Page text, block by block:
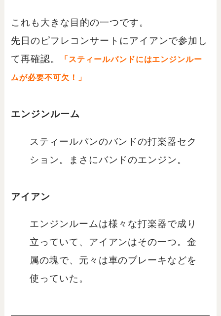
これも大きな目的の一つです。
先日のピフレコンサートにアイアンで参加し
て再確認。
「スティールバンドにはエンジンルー
ムが必要不可欠！」
エンジンルーム
スティールパンのバンドの打楽器セク
ション。まさにバンドのエンジン。
アイアン
エンジンルームは様々な打楽器で成り
立っていて、アイアンはその一つ。金
属の塊で、元々は車のブレーキなどを
使っていた。